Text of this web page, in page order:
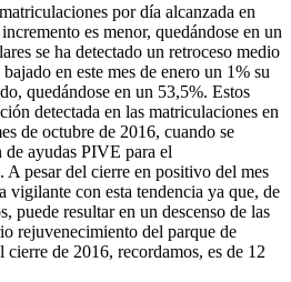
por día alcanzada en
es menor, quedándose en un
se ha detectado un retroceso medio
en este mes de enero un 1% su
quedándose en un 53,5%. Estos
detectada en las matriculaciones en
de octubre de 2016, cuando se
ayudas PIVE para el
pesar del cierre en positivo del mes
vigilante con esta tendencia ya que, de
puede resultar en un descenso de las
rejuvenecimiento del parque de
de 2016, recordamos, es de 12